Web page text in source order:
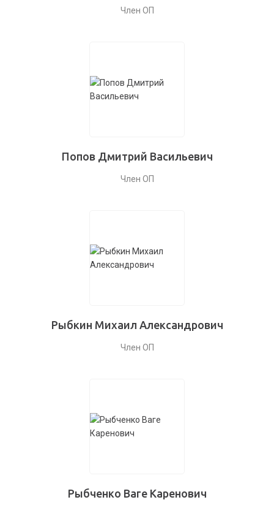
Член ОП
Попов Дмитрий Васильевич
Член ОП
Рыбкин Михаил Александрович
Член ОП
Рыбченко Ваге Каренович